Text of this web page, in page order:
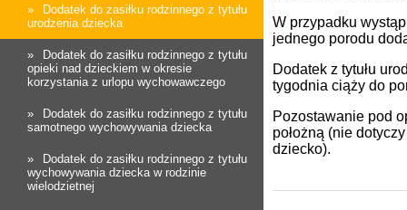
W przypadku
jednego porodu
Dodatek z tytułu
tygodnia ciąży do
Pozostawanie pod
położną (nie
dziecko).
Dodatek do zasiłku rodzinnego z tytułu
urodzenia dziecka
Dodatek do zasiłku rodzinnego z tytułu
opieki nad dzieckiem w okresie
korzystania z urlopu wychowawczego
Dodatek do zasiłku rodzinnego z tytułu
samotnego wychowywania dziecka
Dodatek do zasiłku rodzinnego z tytułu
wychowywania dziecka w rodzinie
wielodzietnej